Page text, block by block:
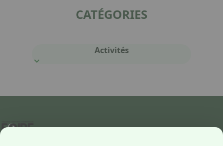
CATÉGORIES
Activités